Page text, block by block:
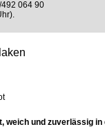
064 90
weich und zuverlässig